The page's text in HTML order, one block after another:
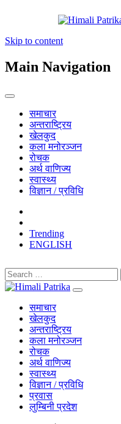
Skip to content
Main Navigation
समाचार
अन्तराष्ट्रिय
खेलकुद
कला मनोरञ्जन
रोचक
अर्थ वाणिज्य
स्वास्थ्य
विज्ञान / प्रविधि
Trending
ENGLISH
समाचार
खेलकुद
अन्तराष्ट्रिय
कला मनोरञ्जन
रोचक
अर्थ वाणिज्य
स्वास्थ्य
विज्ञान / प्रविधि
प्रवास
लुम्बिनी प्रदेश